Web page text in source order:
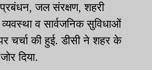
जल संरक्षण, शहरी
व्यवस्था व सार्वजनिक सुविधाओं
चर्चा की हुई. डीसी ने शहर के
दिया.